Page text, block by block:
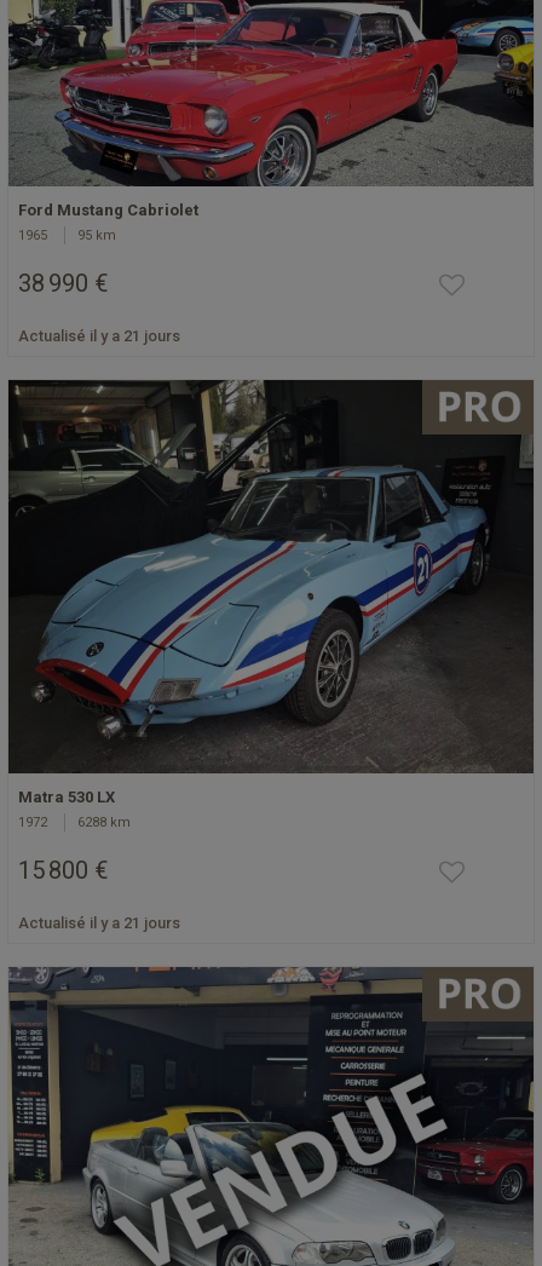
Ford Mustang Cabriolet
1965 95 km
38 990 €
Actualisé il y a 21 jours
Matra 530 LX
1972 6288 km
15 800 €
Actualisé il y a 21 jours